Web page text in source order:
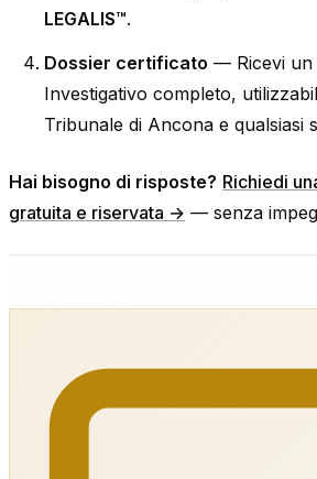
LEGALIS™.
Dossier certificato — Ricevi un
Investigativo completo,
Tribunale di Ancona e qualsiasi
Hai bisogno di risposte? Richiedi
gratuita e riservata → — senza